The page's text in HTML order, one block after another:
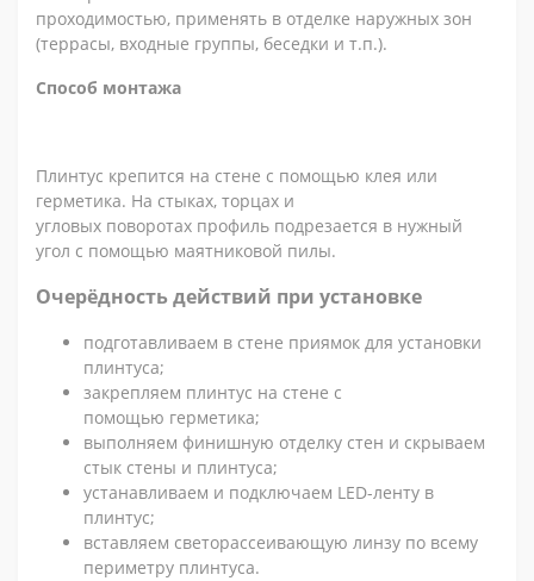
проходимостью, применять в отделке наружных зон
(террасы, входные группы, беседки и т.п.).
Способ монтажа
Плинтус крепится на стене с помощью клея или
герметика. На стыках, торцах и
угловых поворотах профиль подрезается в нужный
угол с помощью маятниковой пилы.
Очерёдность действий при установке
подготавливаем в стене приямок для установки
плинтуса;
закрепляем плинтус на стене с
помощью герметика;
выполняем финишную отделку стен и скрываем
стык стены и плинтуса;
устанавливаем и подключаем LED-ленту в
плинтус;
вставляем светорассеивающую линзу по всему
периметру плинтуса.